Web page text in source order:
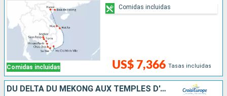
Comidas incluidas US$ 7,366 Tasas incluidas
Comidas incluidas
DU DELTA DU MÉKONG AUX TEMPLES D'ANGKOR, LES VILLES IMPÉRIALES, HANOÏ ET LA BAIE D'ALONG (FORMULE PORT/PORT)